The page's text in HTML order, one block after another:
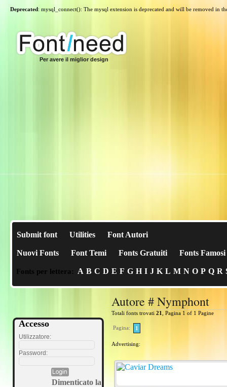
Deprecated: mysql_connect(): The mysql extension is deprecated and will be removed in
Per avere il miglior design
Submit font Utilities Font Autori
Nuovi Fonts Font Temi Fonts Gratuiti Fonts Famosi
Fonts per lettera: A B C D E F G H I J K L M N O P Q R
Accesso
Utilizzatore:
Password:
Dimenticato la
Autore # Nymphont
Totali fonts trovati 21 , Pagina 1 of 1 Pagine
Pagina: 1
Advertising: